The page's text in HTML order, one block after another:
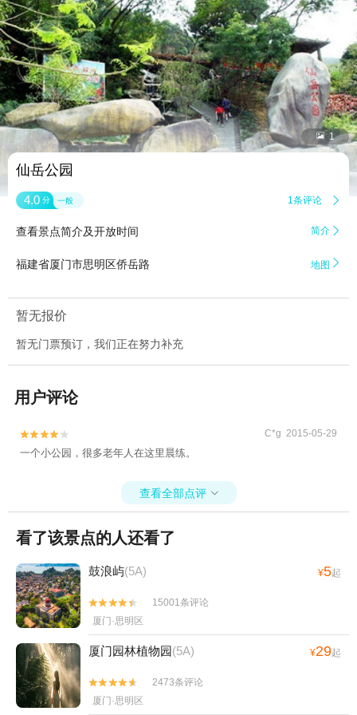
 1
仙岳公园
4.0 分 一般 1条评论 
查看景点简介及开放时间 简介 
福建省厦门市思明区侨岳路 地图 
暂无报价
暂无门票预订，我们正在努力补充
用户评论

 C*g 2015-05-29
一个小公园，很多老年人在这里晨练。
查看全部点评 
看了该景点的人还看了
鼓浪屿(5A) ¥5起


15001条评论
厦门·思明区
厦门园林植物园(5A) ¥29起


2473条评论
厦门·思明区
